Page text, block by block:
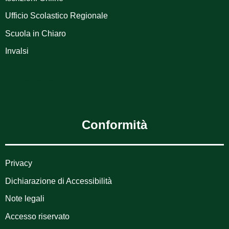
Ufficio Scolastico Regionale
Scuola in Chiaro
Invalsi
Conformità
Privacy
Dichiarazione di Accessibilità
Note legali
Accesso riservato